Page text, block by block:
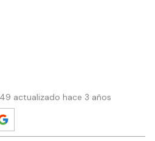
actualizado hace 3 años